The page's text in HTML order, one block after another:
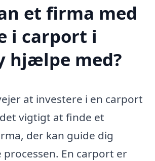
et firma med
i carport i
hjælpe med?
at investere i en carport
vigtigt at finde et
der kan guide dig
processen. En carport er